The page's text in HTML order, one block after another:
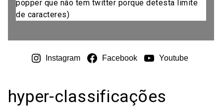
popper que não tem twitter porque detesta limite
de caracteres)
Instagram Facebook Youtube
hyper-classificações